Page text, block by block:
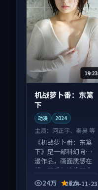
19:23
机战萝卜番：东篱
下
动漫 2024
主演： 河正宇、秦昊 等
《机战萝卜番：东篱
下》是一部科幻向动
漫作品，画面质感在
线，配乐与镜头配合
度高。
24万 7.5
2024-11-23